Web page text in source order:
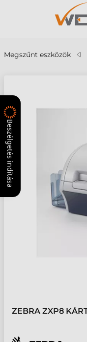
Megszűnt eszközök
ZEBRA ZXP8
Beszélgetés indítása